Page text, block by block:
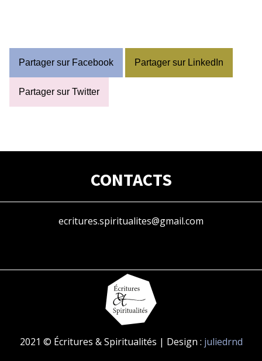
Partager sur Facebook Partager sur LinkedIn
Partager sur Twitter
CONTACTS
ecritures.spiritualites@gmail.com
2021 © Écritures & Spiritualités | Design : juliedrnd